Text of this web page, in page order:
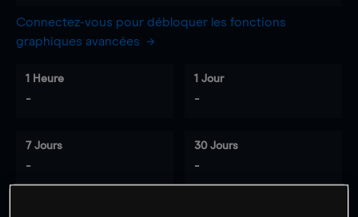
Connectez-vous pour débloquer les fonctions
graphiques avancées
1 Heure
-
1 Jour
-
7 Jours
-
30 Jours
-